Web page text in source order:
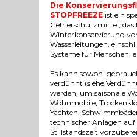
Die
STOPFREEZE ist ein
Gefrierschutzmittel, das
Winterkonservierung
Wasserleitungen,
Systeme für Menschen,
Es kann sowohl
verdünnt (siehe
werden, um saisonale
Wohnmobile,
Yachten,
technischer Anlagen
Stillstandszeit